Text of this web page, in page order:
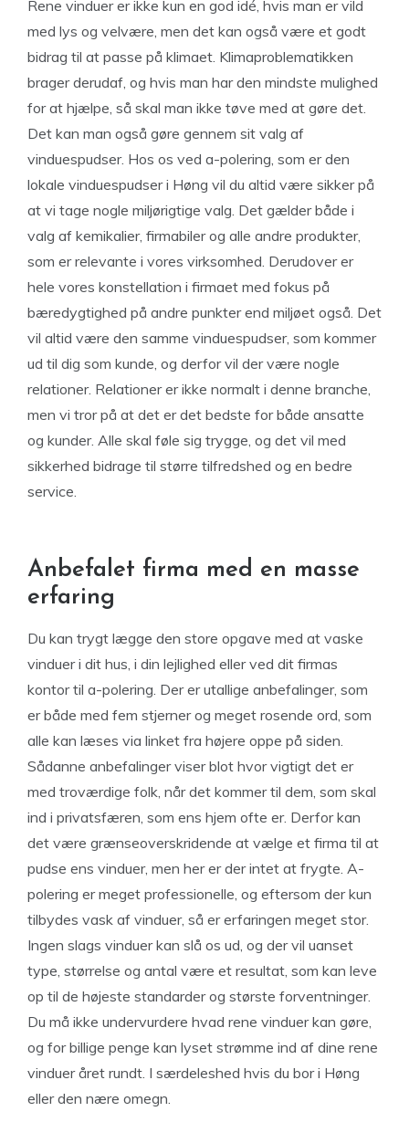
Rene vinduer er ikke kun en god idé, hvis man er vild
med lys og velvære, men det kan også være et godt
bidrag til at passe på klimaet. Klimaproblematikken
brager derudaf, og hvis man har den mindste mulighed
for at hjælpe, så skal man ikke tøve med at gøre det.
Det kan man også gøre gennem sit valg af
vinduespudser. Hos os ved a-polering, som er den
lokale vinduespudser i Høng vil du altid være sikker på
at vi tage nogle miljørigtige valg. Det gælder både i
valg af kemikalier, firmabiler og alle andre produkter,
som er relevante i vores virksomhed. Derudover er
hele vores konstellation i firmaet med fokus på
bæredygtighed på andre punkter end miljøet også. Det
vil altid være den samme vinduespudser, som kommer
ud til dig som kunde, og derfor vil der være nogle
relationer. Relationer er ikke normalt i denne branche,
men vi tror på at det er det bedste for både ansatte
og kunder. Alle skal føle sig trygge, og det vil med
sikkerhed bidrage til større tilfredshed og en bedre
service.
Anbefalet firma med en masse
erfaring
Du kan trygt lægge den store opgave med at vaske
vinduer i dit hus, i din lejlighed eller ved dit firmas
kontor til a-polering. Der er utallige anbefalinger, som
er både med fem stjerner og meget rosende ord, som
alle kan læses via linket fra højere oppe på siden.
Sådanne anbefalinger viser blot hvor vigtigt det er
med troværdige folk, når det kommer til dem, som skal
ind i privatsfæren, som ens hjem ofte er. Derfor kan
det være grænseoverskridende at vælge et firma til at
pudse ens vinduer, men her er der intet at frygte. A-
polering er meget professionelle, og eftersom der kun
tilbydes vask af vinduer, så er erfaringen meget stor.
Ingen slags vinduer kan slå os ud, og der vil uanset
type, størrelse og antal være et resultat, som kan leve
op til de højeste standarder og største forventninger.
Du må ikke undervurdere hvad rene vinduer kan gøre,
og for billige penge kan lyset strømme ind af dine rene
vinduer året rundt. I særdeleshed hvis du bor i Høng
eller den nære omegn.